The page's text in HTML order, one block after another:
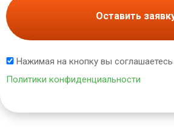
Оставить
Нажимая на кнопку вы
Политики конфиденциальности